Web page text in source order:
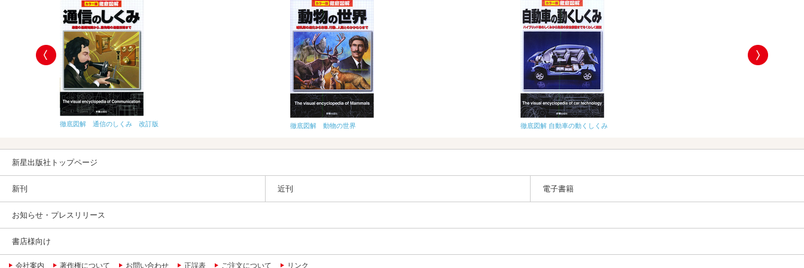
徹底図解 通信のしくみ 改訂版 徹底図解 動物の世界 徹底図解 自動車の動くしくみ
新星出版社トップページ
新刊 近刊 電子書籍
お知らせ・プレスリリース
書店様向け
会社案内 著作権について お問い合わせ 正誤表 ご注文について リンク